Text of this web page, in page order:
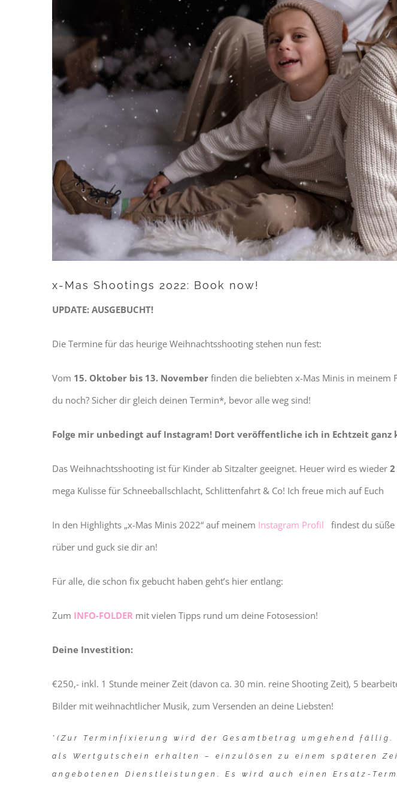
x-Mas Shootings 2022: Book now!
UPDATE: AUSGEBUCHT!
Die Termine für das heurige Weihnachtsshooting stehen nun fest:
Vom 15. Oktober bis 13. Novemberfinden die beliebten x-Mas Minis in meinem
du noch? Sicher dir gleich deinen Termin*, bevor alle weg sind!
Folge mir unbedingt auf Instagram! Dort veröffentliche ich in Echtzeit
Das Weihnachtsshooting ist für Kinder ab Sitzalter geeignet. Heuer wird es wieder
mega Kulisse für Schneeballschlacht, Schlittenfahrt & Co! Ich freue mich auf Euch
In den Highlights „x-Mas Minis 2022“ auf meinem Instagram Profil
findest du
rüber und guck sie dir an!
Für alle, die schon fix gebucht haben geht’s hier entlang:
Zum INFO-FOLDER mit vielen Tipps rund um deine Fotosession!
Deine Investition:
€250,- inkl. 1 Stunde meiner Zeit (davon ca. 30 min. reine Shooting Zeit), 5
Bilder mit weihnachtlicher Musik, zum Versenden an deine Liebsten!
*(Zur Terminfixierung wird der Gesamtbetrag umgehend
als Wertgutschein erhalten – einzulösen zu einem späteren
angebotenen Dienstleistungen. Es wird auch einen Ersatz-